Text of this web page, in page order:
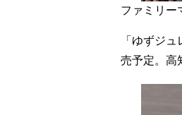
ファミリー
「ゆずジ
売予定。高